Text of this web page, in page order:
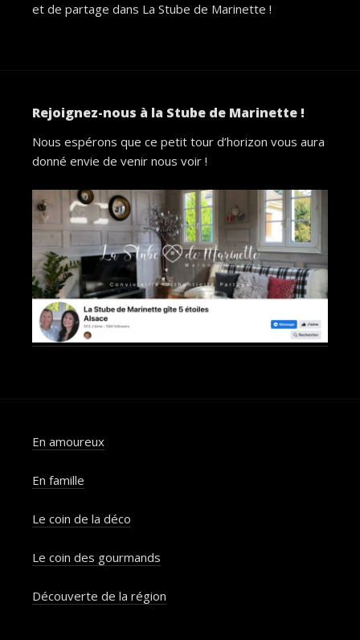
et de partage dans La Stube de Marinette !
Rejoignez-nous à la Stube de Marinette !
Nous espérons que ce petit tour d’horizon vous aura
donné envie de venir nous voir !
En amoureux
En famille
Le coin de la déco
Le coin des gourmands
Découverte de la région